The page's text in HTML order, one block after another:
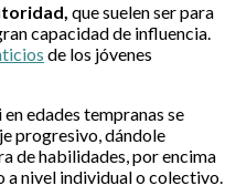
que suelen ser para
capacidad de influencia.
de los jóvenes
en edades tempranas se
progresivo, dándole
de habilidades, por encima
a nivel individual o colectivo.